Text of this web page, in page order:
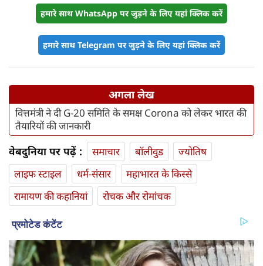
हमारे साथ WhatsApp पर जुड़ने के लिए यहां क्लिक करें
हमारे साथ Telegram पर जुड़ने के लिए यहां क्लिक करें
अगला लेख
वित्तमंत्री ने दी G-20 समिति के समक्ष Corona को लेकर भारत की
तैयारियों की जानकारी
वेबदुनिया पर पढ़ें : समाचार बॉलीवुड
ज्योतिष
लाइफ स्‍टाइल
धर्म-संसार
महाभारत के किस्से
रामायण की कहानियां
रोचक और रोमांचक